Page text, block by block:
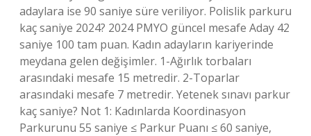
adaylara ise 90 saniye süre veriliyor. Polislik parkuru
kaç saniye 2024? 2024 PMYO güncel mesafe Aday 42
saniye 100 tam puan. Kadın adayların kariyerinde
meydana gelen değişimler. 1-Ağırlık torbaları
arasındaki mesafe 15 metredir. 2-Toparlar
arasındaki mesafe 7 metredir. Yetenek sınavı parkur
kaç saniye? Not 1: Kadınlarda Koordinasyon
Parkurunu 55 saniye ≤ Parkur Puanı ≤ 60 saniye,